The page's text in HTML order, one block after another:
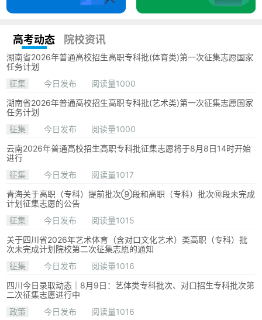
高考动态 院校资讯
湖南省2026年普通高校招生高职专科批(体育类)第一次征集志愿国家
任务计划
征集
今日发布
阅读量1000
湖南省2026年普通高校招生高职专科批(艺术类)第一次征集志愿国家
任务计划
征集
今日发布
阅读量1000
云南2026年普通高校招生高职专科批征集志愿将于8月8日14时开始
进行
征集
今日发布
阅读量1017
青海关于高职（专科）提前批次⑨段和高职（专科）批次⑩段未完成
计划征集志愿的公告
征集
今日发布
阅读量1015
关于四川省2026年艺术体育（含对口文化艺术）类高职（专科）批
次未完成计划院校第二次征集志愿的通知
征集
今日发布
阅读量1016
四川今日录取动态｜8月9日：艺体类专科批次、对口招生专科批次第
二次征集志愿进行中
政策
今日发布
阅读量1016